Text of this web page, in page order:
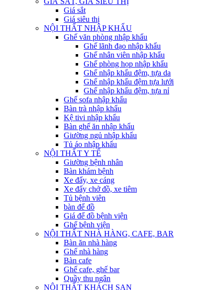
Giá sắt
Giá siêu thị
NỘI THẤT NHẬP KHẨU
Ghế văn phòng nhập khẩu
Ghế lãnh đạo nhập khẩu
Ghế nhân viên nhập khẩu
Ghế phòng họp nhập khẩu
Ghế nhập khẩu đệm, tựa da
Ghế nhập khẩu đệm tựa lưới
Ghế nhập khẩu đệm, tựa nỉ
Ghế sofa nhập khẩu
Bàn trà nhập khẩu
Kệ tivi nhập khẩu
Bàn ghế ăn nhập khẩu
Giường ngủ nhập khẩu
Tủ áo nhập khẩu
NỘI THẤT Y TẾ
Giường bệnh nhân
Bàn khám bệnh
Xe đẩy, xe cáng
Xe đẩy chở đồ, xe tiêm
Tủ bệnh viên
bàn để đồ
Giá để đồ bệnh viện
Ghế bệnh viện
NỘI THẤT NHÀ HÀNG, CAFE, BAR
Bàn ăn nhà hàng
Ghế nhà hàng
Bàn cafe
Ghế cafe, ghế bar
Quầy thu ngân
NỘI THẤT KHÁCH SẠN